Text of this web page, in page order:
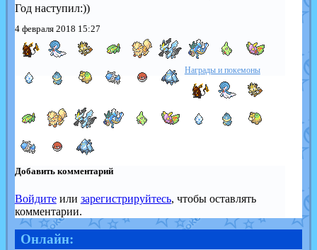
Год наступил:))
4 февраля 2018 15:27
Награды и покемоны
1
...
Добавить комментарий
Войдитеили зарегистрируйтесь, чтобы оставлять
комментарии.
Онлайн: